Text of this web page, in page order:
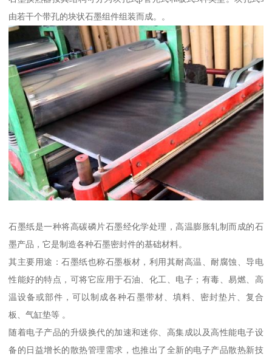
由若干个带孔的块状石墨组件组装而成。。
石墨纸是一种将高碳磷片石墨经化学处理，高温膨胀轧制而成的石
墨产品，它是制造各种石墨密封件的基础材料。
其主要用途：石墨纸也称石墨板材，利用其耐高温、耐腐蚀、导电
性能好的特点，可将它应用于石油、化工、电子；有毒、易燃、高
温设备或部件，可以制成各种石墨带材、填料、密封垫片、复合
板、气缸垫等 。
随着电子产品的升级换代的加速和迷你、高集成以及高性能电子设
备的日益增长的散热管理需求，也推出了全新的电子产品散热新技